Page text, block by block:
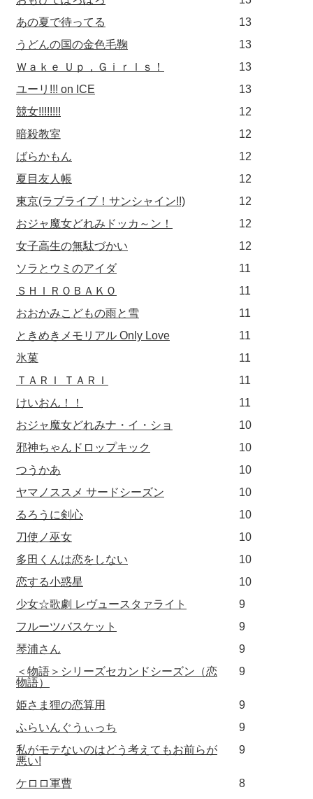
あの夏で待ってる
13
うどんの国の金色毛鞠
13
Ｗａｋｅ Ｕｐ，Ｇｉｒｌｓ！
13
ユーリ!!! on ICE
13
競女!!!!!!!!
12
暗殺教室
12
ばらかもん
12
夏目友人帳
12
東京(ラブライブ！サンシャイン!!)
12
おジャ魔女どれみドッカ～ン！
12
女子高生の無駄づかい
12
ソラとウミのアイダ
11
ＳＨＩＲＯＢＡＫＯ
11
おおかみこどもの雨と雪
11
ときめきメモリアル Only Love
11
氷菓
11
ＴＡＲＩ ＴＡＲＩ
11
けいおん！！
11
おジャ魔女どれみナ・イ・ショ
10
邪神ちゃんドロップキック
10
つうかあ
10
ヤマノススメ サードシーズン
10
るろうに剣心
10
刀使ノ巫女
10
多田くんは恋をしない
10
恋する小惑星
10
少女☆歌劇 レヴュースタァライト
9
フルーツバスケット
9
琴浦さん
9
＜物語＞シリーズセカンドシーズン（恋
物語）
9
姫さま狸の恋算用
9
ふらいんぐうぃっち
9
私がモテないのはどう考えてもお前らが
悪い!
9
ケロロ軍曹
8